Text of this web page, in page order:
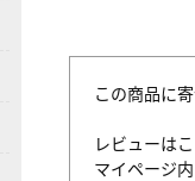
この商品に
レビューは
マイページ